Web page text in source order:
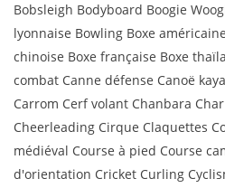
Bobsleigh Bodyboard Boogie
lyonnaise Bowling Boxe
chinoise Boxe française Boxe
combat Canne défense Canoë
Carrom Cerf volant Chanbara
Cheerleading Cirque Claquettes
médiéval Course à pied Course
d'orientation Cricket Curling